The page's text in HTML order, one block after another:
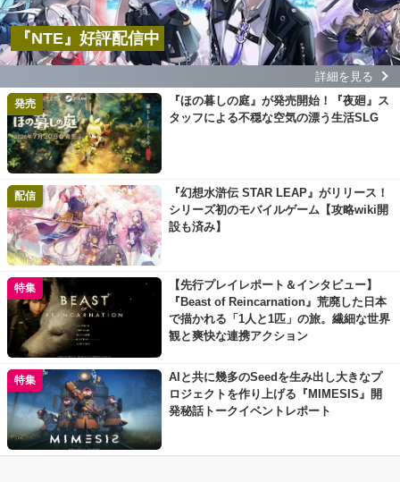
『NTE』好評配信中
詳細を見る
発売
『ほの暮しの庭』が発売開始！『夜廻』ス
タッフによる不穏な空気の漂う生活SLG
配信
『幻想水滸伝 STAR LEAP』がリリース！
シリーズ初のモバイルゲーム【攻略wiki開
設も済み】
特集
【先行プレイレポート＆インタビュー】
『Beast of Reincarnation』荒廃した日本
で描かれる「1人と1匹」の旅。繊細な世界
観と爽快な連携アクション
特集
AIと共に幾多のSeedを生み出し大きなプ
ロジェクトを作り上げる『MIMESIS』開
発秘話トークイベントレポート